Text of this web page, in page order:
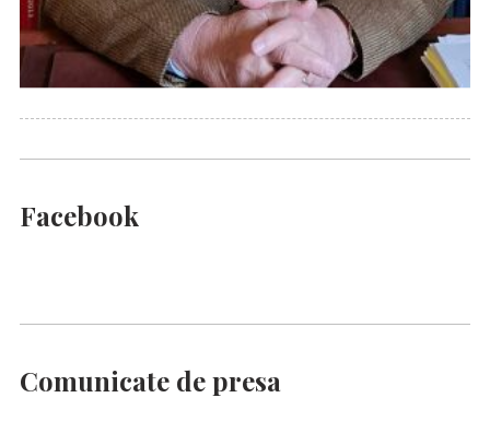
Facebook
Comunicate de presa